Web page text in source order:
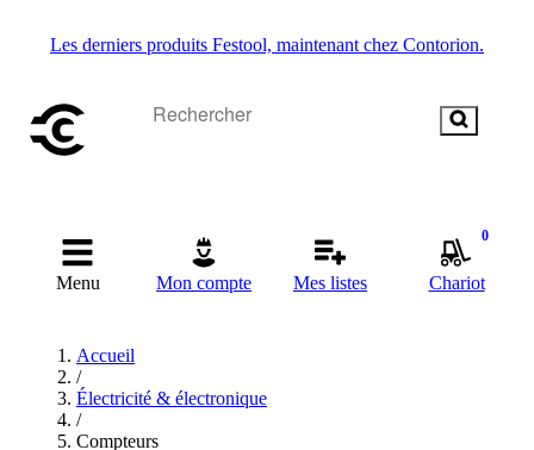
Les derniers produits Festool, maintenant chez Contorion.
Menu Mon compte Mes listes
0
Chariot
Accueil
/
Électricité & électronique
/
Compteurs